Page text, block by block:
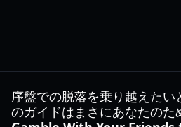
序盤での脱落を乗り越えたい
のガイドはまさにあなたのた